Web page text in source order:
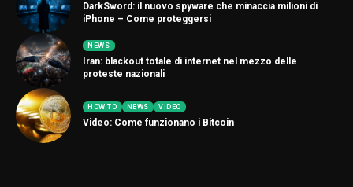
DarkSword: il nuovo spyware che minaccia milioni di
iPhone – Come proteggersi
NEWS
Iran: blackout totale di internet nel mezzo delle
proteste nazionali
HOW TO NEWS VIDEO
Video: Come funzionano i Bitcoin